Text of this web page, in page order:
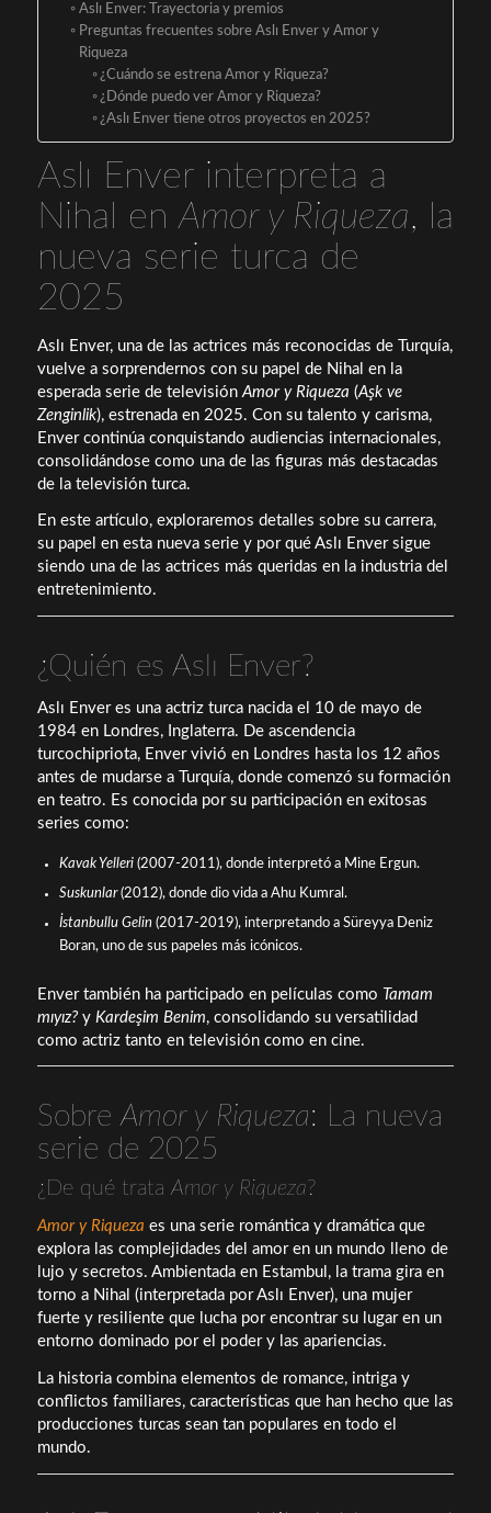
Aslı Enver: Trayectoria y premios
Preguntas frecuentes sobre Aslı Enver y Amor y
Riqueza
¿Cuándo se estrena Amor y Riqueza?
¿Dónde puedo ver Amor y Riqueza?
¿Aslı Enver tiene otros proyectos en 2025?
Aslı Enver interpreta a
Nihal en Amor y Riqueza, la
nueva serie turca de
2025
Aslı Enver, una de las actrices más reconocidas de Turquía,
vuelve a sorprendernos con su papel de Nihal en la
esperada serie de televisión Amor y Riqueza (Aşk ve
Zenginlik), estrenada en 2025. Con su talento y carisma,
Enver continúa conquistando audiencias internacionales,
consolidándose como una de las figuras más destacadas
de la televisión turca.
En este artículo, exploraremos detalles sobre su carrera,
su papel en esta nueva serie y por qué Aslı Enver sigue
siendo una de las actrices más queridas en la industria del
entretenimiento.
¿Quién es Aslı Enver?
Aslı Enver es una actriz turca nacida el 10 de mayo de
1984 en Londres, Inglaterra. De ascendencia
turcochipriota, Enver vivió en Londres hasta los 12 años
antes de mudarse a Turquía, donde comenzó su formación
en teatro. Es conocida por su participación en exitosas
series como:
Kavak Yelleri(2007-2011), donde interpretó a Mine Ergun.
Suskunlar(2012), donde dio vida a Ahu Kumral.
İstanbullu Gelin (2017-2019), interpretando a Süreyya Deniz
Boran, uno de sus papeles más icónicos.
Enver también ha participado en películas como Tamam
mıyız?y Kardeşim Benim, consolidando su versatilidad
como actriz tanto en televisión como en cine.
Sobre Amor y Riqueza: La nueva
serie de 2025
¿De qué trata Amor y Riqueza?
Amor y Riqueza es una serie romántica y dramática que
explora las complejidades del amor en un mundo lleno de
lujo y secretos. Ambientada en Estambul, la trama gira en
torno a Nihal (interpretada por Aslı Enver), una mujer
fuerte y resiliente que lucha por encontrar su lugar en un
entorno dominado por el poder y las apariencias.
La historia combina elementos de romance, intriga y
conflictos familiares, características que han hecho que las
producciones turcas sean tan populares en todo el
mundo.